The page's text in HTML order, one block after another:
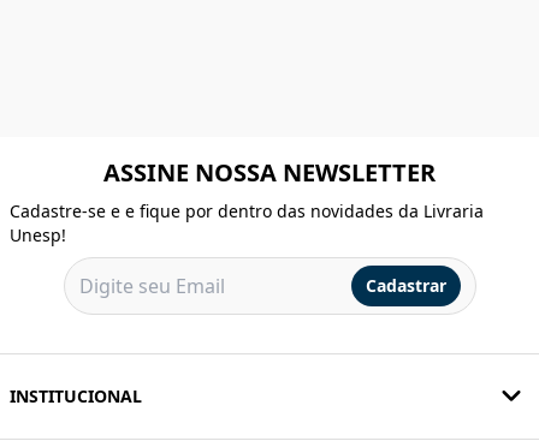
ASSINE NOSSA NEWSLETTER
Cadastre-se e e fique por dentro das novidades da Livraria
Unesp!
Cadastrar
INSTITUCIONAL